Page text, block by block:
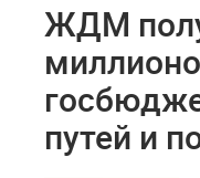
ЖДМ
путей и